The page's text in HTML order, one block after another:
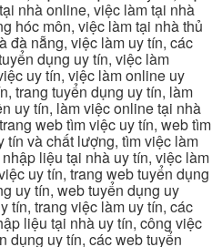
nhà online, việc làm tại nhà
hóc môn, việc làm tại nhà thủ
đà nẵng, việc làm uy tín, các
dụng uy tín, việc làm
uy tín, việc làm online uy
trang tuyển dụng uy tín, làm
uy tín, làm việc online tại nhà
web tìm việc uy tín, web tìm
tín và chất lượng, tìm việc làm
liệu tại nhà uy tín, việc làm
uy tín, trang web tuyển dụng
uy tín, web tuyển dụng uy
tín, trang việc làm uy tín, các
liệu tại nhà uy tín, công việc
dụng uy tín, các web tuyển